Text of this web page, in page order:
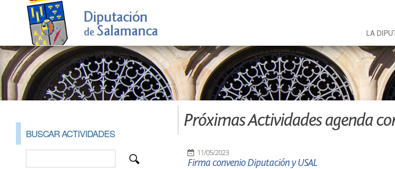
LA
BUSCAR ACTIVIDADES
Próximas Actividades agenda
11/05/2023
Firma convenio Diputación y USAL